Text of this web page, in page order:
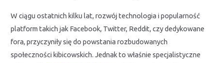
W ciągu ostatnich kilku lat, rozwój technologia i popularność
platform takich jak Facebook, Twitter, Reddit, czy dedykowane
fora, przyczyniły się do powstania rozbudowanych
społeczności kibicowskich. Jednak to właśnie specjalistyczne